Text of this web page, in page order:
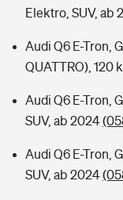
Elektro, SUV, ab
Audi Q6 E-Tron,
QUATTRO), 120
Audi Q6 E-Tron,
SUV, ab 2024
Audi Q6 E-Tron,
SUV, ab 2024